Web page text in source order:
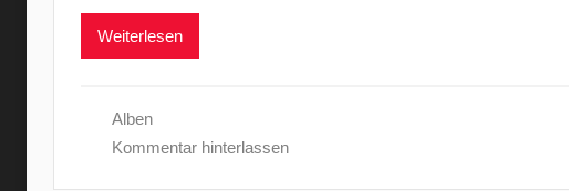
Weiterlesen
Alben
Kommentar hinterlassen